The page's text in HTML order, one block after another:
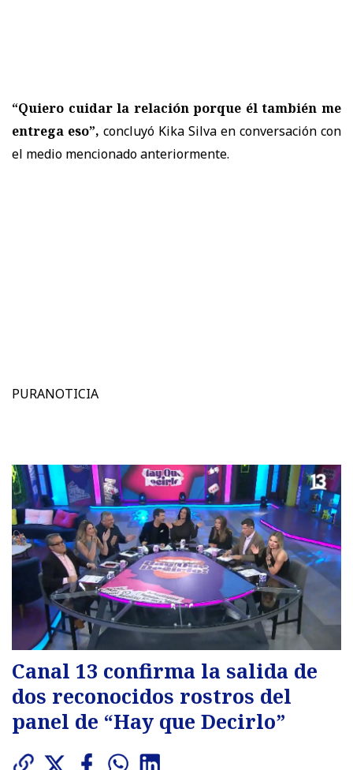
“Quiero cuidar la relación porque él también me
entrega eso”, concluyó Kika Silva en conversación con
el medio mencionado anteriormente.
PURANOTICIA
Canal 13 confirma la salida de
dos reconocidos rostros del
panel de “Hay que Decirlo”